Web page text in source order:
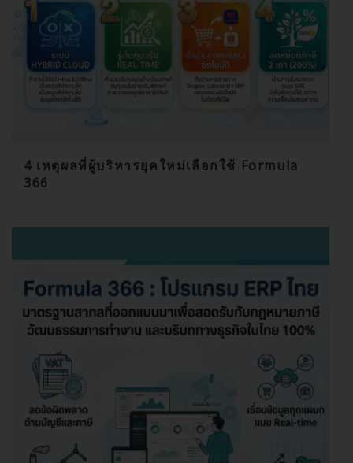
4 เหตุผลที่ผู้บริหารยุคใหม่เลือกใช้ Formula
366